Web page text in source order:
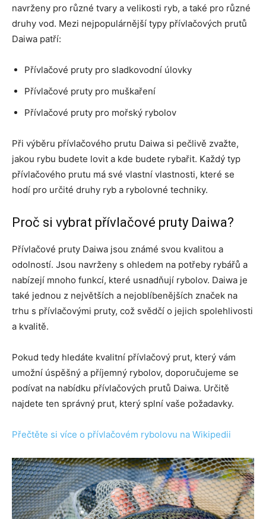
navrženy pro různé tvary a velikosti ryb, a také pro různé
druhy vod. Mezi nejpopulárnější typy přívlačových prutů
Daiwa patří:
Přívlačové pruty pro sladkovodní úlovky
Přívlačové pruty pro muškaření
Přívlačové pruty pro mořský rybolov
Při výběru přívlačového prutu Daiwa si pečlivě zvažte,
jakou rybu budete lovit a kde budete rybařit. Každý typ
přívlačového prutu má své vlastní vlastnosti, které se
hodí pro určité druhy ryb a rybolovné techniky.
Proč si vybrat přívlačové pruty Daiwa?
Přívlačové pruty Daiwa jsou známé svou kvalitou a
odolností. Jsou navrženy s ohledem na potřeby rybářů a
nabízejí mnoho funkcí, které usnadňují rybolov. Daiwa je
také jednou z největších a nejoblíbenějších značek na
trhu s přívlačovými pruty, což svědčí o jejich spolehlivosti
a kvalitě.
Pokud tedy hledáte kvalitní přívlačový prut, který vám
umožní úspěšný a příjemný rybolov, doporučujeme se
podívat na nabídku přívlačových prutů Daiwa. Určitě
najdete ten správný prut, který splní vaše požadavky.
Přečtěte si více o přívlačovém rybolovu na Wikipedii